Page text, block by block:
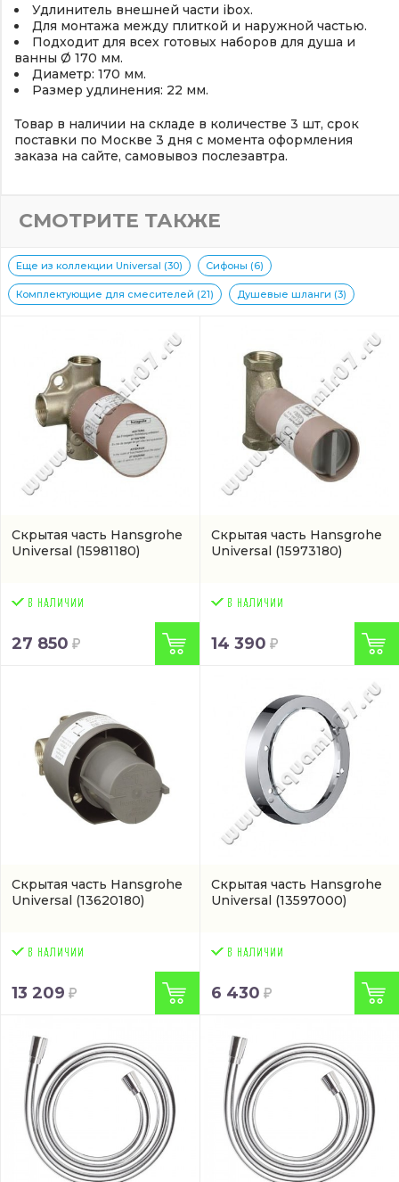
Удлинитель внешней части ibox.
Для монтажа между плиткой и наружной частью.
Подходит для всех готовых наборов для душа и
ванны Ø 170 мм.
Диаметр: 170 мм.
Размер удлинения: 22 мм.
Товар в наличии на складе в количестве 3 шт, срок
поставки по Москве 3 дня с момента оформления
заказа на сайте, самовывоз послезавтра.
СМОТРИТЕ ТАКЖЕ
Еще из коллекции Universal (30) Сифоны (6)
Комплектующие для смесителей (21) Душевые шланги (3)
Скрытая часть Hansgrohe
Universal (15981180)
27 850
Скрытая часть Hansgrohe
Universal (15973180)
14 390
Скрытая часть Hansgrohe
Universal (13620180)
13 209
Скрытая часть Hansgrohe
Universal (13597000)
6 430